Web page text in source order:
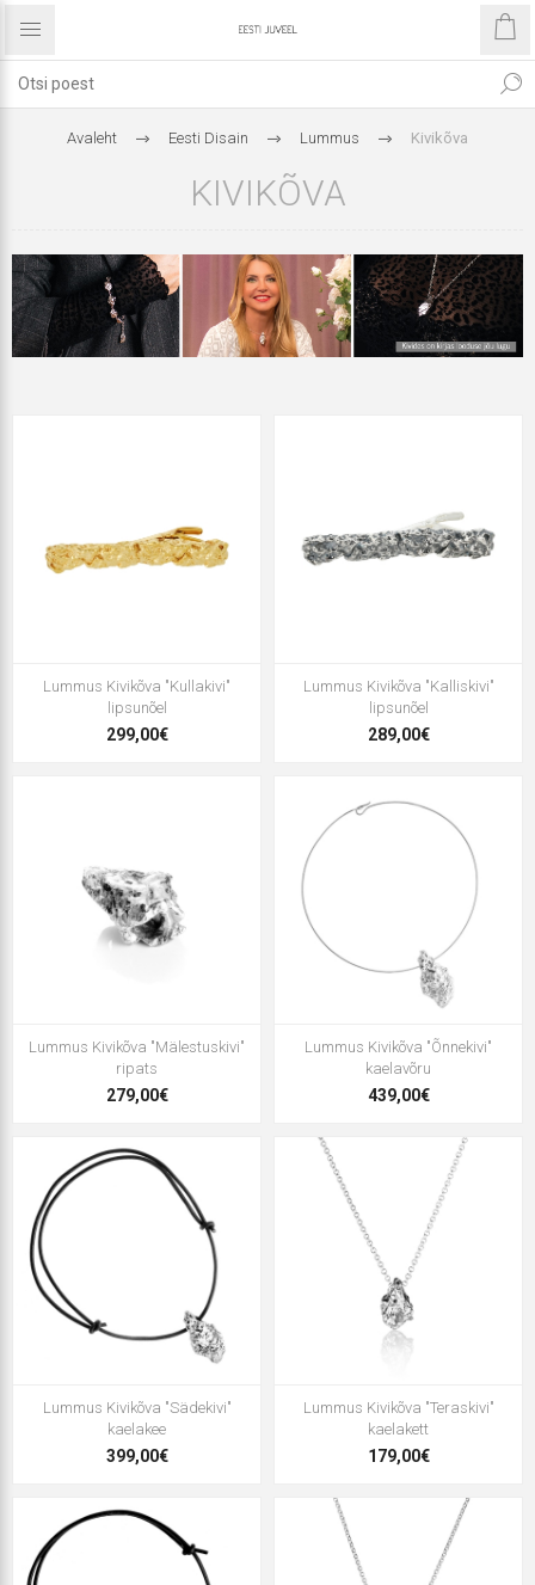
Avaleht Eesti Disain Lummus Kivikõva
KIVIKÕVA
Lummus Kivikõva "Kullakivi"
lipsunõel
299,00€
Lummus Kivikõva "Kalliskivi"
lipsunõel
289,00€
Lummus Kivikõva "Mälestuskivi"
ripats
279,00€
Lummus Kivikõva "Õnnekivi"
kaelavõru
439,00€
Lummus Kivikõva "Sädekivi"
kaelakee
399,00€
Lummus Kivikõva "Teraskivi"
kaelakett
179,00€